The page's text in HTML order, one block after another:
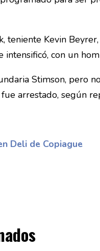
Kevin
con un
Stimson, pero
arrestado, según
Deli de Copiague